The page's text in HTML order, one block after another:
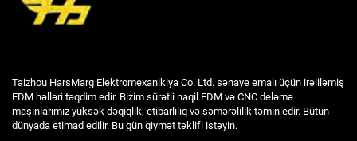
Taizhou HarsMarg Elektromexanikiya Co. Ltd. sənaye emalı üçün irəliləmiş
EDM həlləri təqdim edir. Bizim sürətli naqil EDM və CNC deləmə
maşınlarımız yüksək dəqiqlik, etibarlılıq və səmərəlilik təmin edir. Bütün
dünyada etimad edilir. Bu gün qiymət təklifi istəyin.